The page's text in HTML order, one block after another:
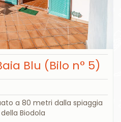
Blu (Bilo n° 5)
a 80 metri dalla spiaggia
Biodola